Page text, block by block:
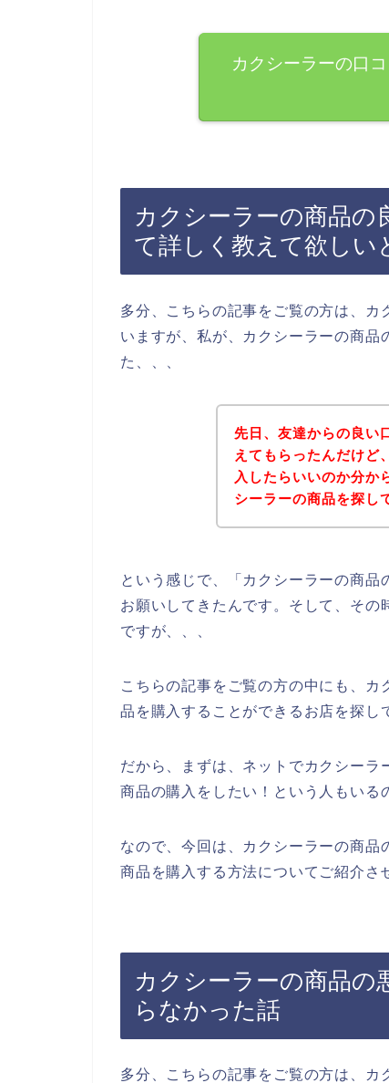
カクシーラーの口
カクシーラーの商品
て詳しく教えて欲しい
多分、こちらの記事をご覧の方は、カ
いますが、私が、カクシーラーの商品
た、、、
先日、友達からの良い
えてもらったんだけど
入したらいいのか分か
シーラーの商品を探し
という感じで、「カクシーラーの商
お願いしてきたんです。そして、そ
ですが、、、
こちらの記事をご覧の方の中にも、
品を購入することができるお店を探し
だから、まずは、ネットでカクシー
商品の購入をしたい！という人もいる
なので、今回は、カクシーラーの商
商品を購入する方法についてご紹介さ
カクシーラーの商品の
らなかった話
多分、こちらの記事をご覧の方は、カ